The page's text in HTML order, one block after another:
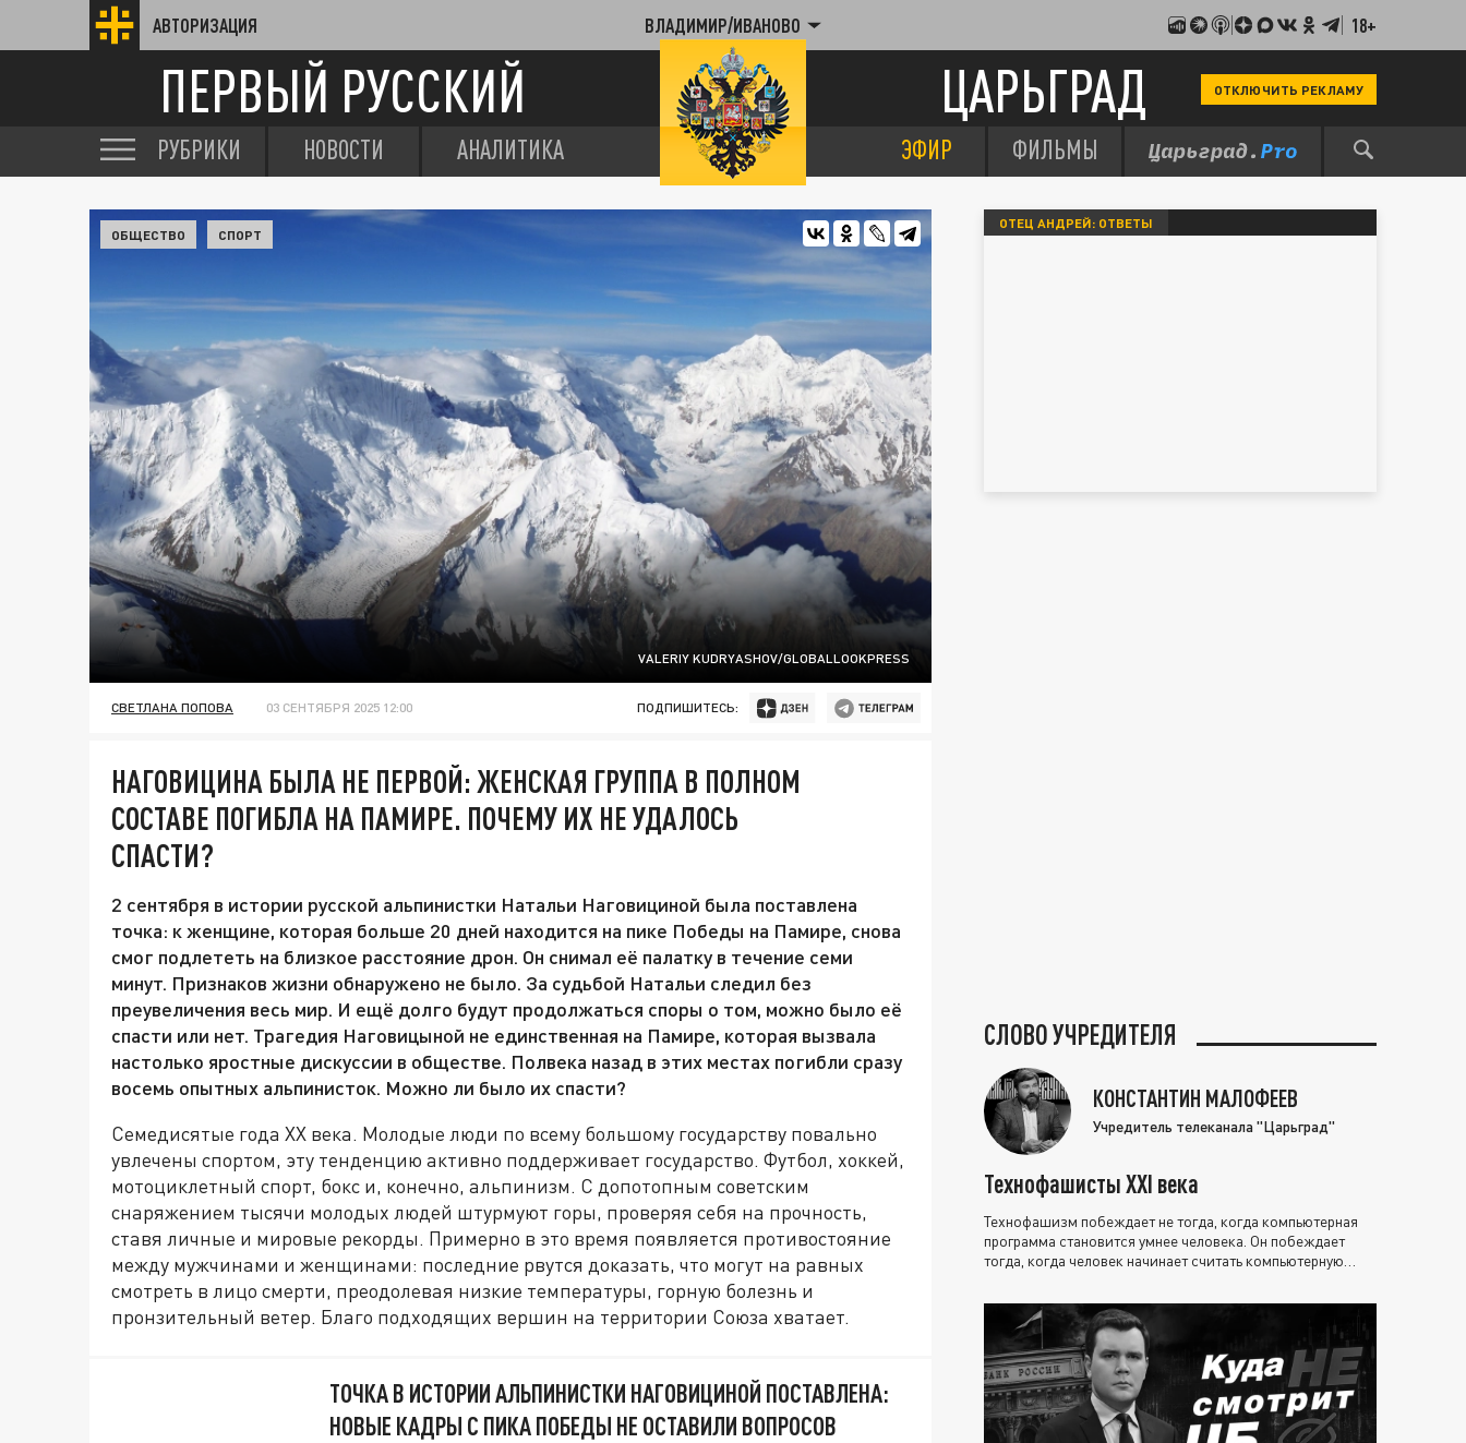
АВТОРИЗАЦИЯ ВЛАДИМИР/ИВАНОВО 18+
ПЕРВЫЙ РУССКИЙ ЦАРЬГРАД ОТКЛЮЧИТЬ РЕКЛАМУ
РУБРИКИ НОВОСТИ АНАЛИТИКА ЭФИР ФИЛЬМЫ
VALERIY KUDRYASHOV/GLOBALLOOKPRESS
ОБЩЕСТВО СПОРТ
СВЕТЛАНА ПОПОВА 03 СЕНТЯБРЯ 2025 12:00 ПОДПИШИТЕСЬ:
НАГОВИЦИНА БЫЛА НЕ ПЕРВОЙ: ЖЕНСКАЯ ГРУППА В ПОЛНОМ
СОСТАВЕ ПОГИБЛА НА ПАМИРЕ. ПОЧЕМУ ИХ НЕ УДАЛОСЬ
СПАСТИ?
2 сентября в истории русской альпинистки Натальи Наговициной была поставлена
точка: к женщине, которая больше 20 дней находится на пике Победы на Памире, снова
смог подлететь на близкое расстояние дрон. Он снимал её палатку в течение семи
минут. Признаков жизни обнаружено не было. За судьбой Натальи следил без
преувеличения весь мир. И ещё долго будут продолжаться споры о том, можно было её
спасти или нет. Трагедия Наговицыной не единственная на Памире, которая вызвала
настолько яростные дискуссии в обществе. Полвека назад в этих местах погибли сразу
восемь опытных альпинисток. Можно ли было их спасти?
Семедисятые года ХХ века. Молодые люди по всему большому государству повально
увлечены спортом, эту тенденцию активно поддерживает государство. Футбол, хоккей,
мотоциклетный спорт, бокс и, конечно, альпинизм. С допотопным советским
снаряжением тысячи молодых людей штурмуют горы, проверяя себя на прочность,
ставя личные и мировые рекорды. Примерно в это время появляется противостояние
между мужчинами и женщинами: последние рвутся доказать, что могут на равных
смотреть в лицо смерти, преодолевая низкие температуры, горную болезнь и
пронзительный ветер. Благо подходящих вершин на территории Союза хватает.
ТОЧКА В ИСТОРИИ АЛЬПИНИСТКИ НАГОВИЦИНОЙ ПОСТАВЛЕНА:
НОВЫЕ КАДРЫ С ПИКА ПОБЕДЫ НЕ ОСТАВИЛИ ВОПРОСОВ
ОТЕЦ АНДРЕЙ: ОТВЕТЫ
СЛОВО УЧРЕДИТЕЛЯ
КОНСТАНТИН МАЛОФЕЕВ
Учредитель телеканала "Царьград"
Технофашисты XXI века
Технофашизм побеждает не тогда, когда компьютерная
программа становится умнее человека. Он побеждает
тогда, когда человек начинает считать компьютерную